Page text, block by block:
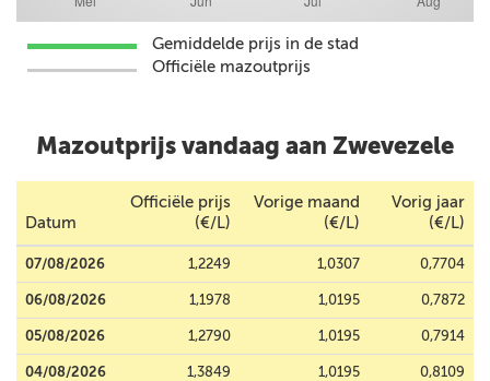
Gemiddelde prijs in de stad
Officiële mazoutprijs
Mazoutprijs vandaag aan Zwevezele
Datum
Officiële prijs
(€/L)
Vorige maand
(€/L)
Vorig jaar
(€/L)
07/08/2026 1,2249 1,0307 0,7704
06/08/2026 1,1978 1,0195 0,7872
05/08/2026 1,2790 1,0195 0,7914
04/08/2026 1,3849 1,0195 0,8109